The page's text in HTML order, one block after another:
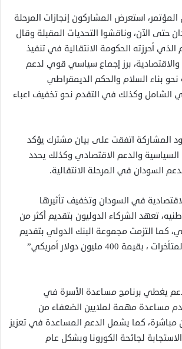
المؤتمر، استعرض المشاركون إنجازات المرحلة
حتى الآن، وناقشوا التحديات المقبلة وقال
الذي أحرزته الحكومة الانتقالية في تنفيذ
والاقتصادية، برز إجماع سياسي قوي لدعم
بناء السلام والحكم الديمقراطي
الشامل وكذلك في التقدم نحو تخفيف اعباء
المشاركة اتفقت على بيان مشترك يؤكد
والدعم الاقتصادي وكذلك يحدد
السودان في المرحلة الانتقالية.
في السودان وتخفيف تأثيرها
تعهد الشركاء الدوليون بتقديم أكثر من
كما التزمت مجموعة البنك الدولي بتقديم
منحة إضافية لدفع المتأخرات ، بقيمة 400 مليون دولار أمريكي”
يغطي برنامج مساعدة الأسرة في
مساعدة مهمة لملايين الضعفاء من
مباشرة، كما يشمل الدعم المساعدة في تعزيز
لجائحة الكورونا وبشكل عام